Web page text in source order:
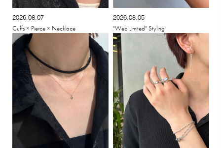
2026.08.07
Cuffs × Pierce × Necklace
2026.08.05
"Web Limited" Styling